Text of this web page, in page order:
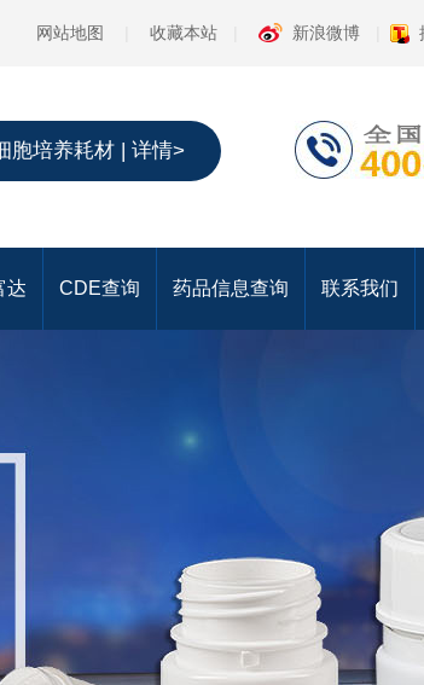
网站地图 收藏本站 新浪微博
胞培养耗材 | 详情>
达 CDE查询 药品信息查询 联系我们